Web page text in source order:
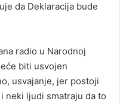
da Deklaracija bude
radio u Narodnoj
biti usvojen
usvajanje, jer postoji
neki ljudi smatraju da to